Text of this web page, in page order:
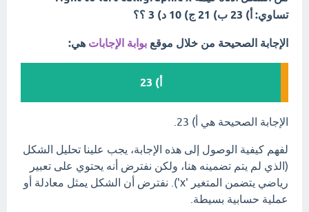
تساوي: أ) 23 ب) 21 ج) 10 د) 3 ؟؟
الإجابة الصحيحة من خلال موقع بوابة الإجابات هي:
أ) 23
الإجابة الصحيحة هي أ) 23.
لفهم كيفية الوصول إلى هذه الإجابة، يجب علينا تحليل الشكل
(الذي لم يتم تضمينه هنا، ولكن نفترض أنه يحتوي على تعبير
رياضي يتضمن المتغير 'x'). نفترض أن الشكل يمثل معادلة أو
عملية حسابية بسيطة.